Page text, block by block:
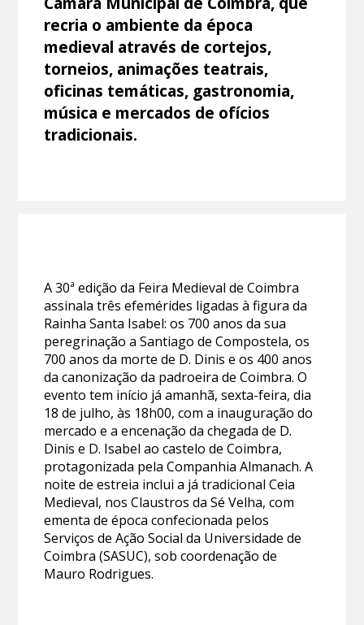
recria o ambiente da época
medieval através de cortejos,
torneios, animações teatrais,
oficinas temáticas, gastronomia,
música e mercados de ofícios
tradicionais.
A 30ª edição da Feira Medieval de Coimbra
assinala três efemérides ligadas à figura da
Rainha Santa Isabel: os 700 anos da sua
peregrinação a Santiago de Compostela, os
700 anos da morte de D. Dinis e os 400 anos
da canonização da padroeira de Coimbra. O
evento tem início já amanhã, sexta-feira, dia
18 de julho, às 18h00, com a inauguração do
mercado e a encenação da chegada de D.
Dinis e D. Isabel ao castelo de Coimbra,
protagonizada pela Companhia Almanach. A
noite de estreia inclui a já tradicional Ceia
Medieval, nos Claustros da Sé Velha, com
ementa de época confecionada pelos
Serviços de Ação Social da Universidade de
Coimbra (SASUC), sob coordenação de
Mauro Rodrigues.